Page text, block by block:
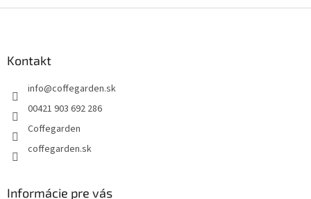
Kontakt
info@coffegarden.sk
00421 903 692 286
Coffegarden
coffegarden.sk
Informácie pre vás